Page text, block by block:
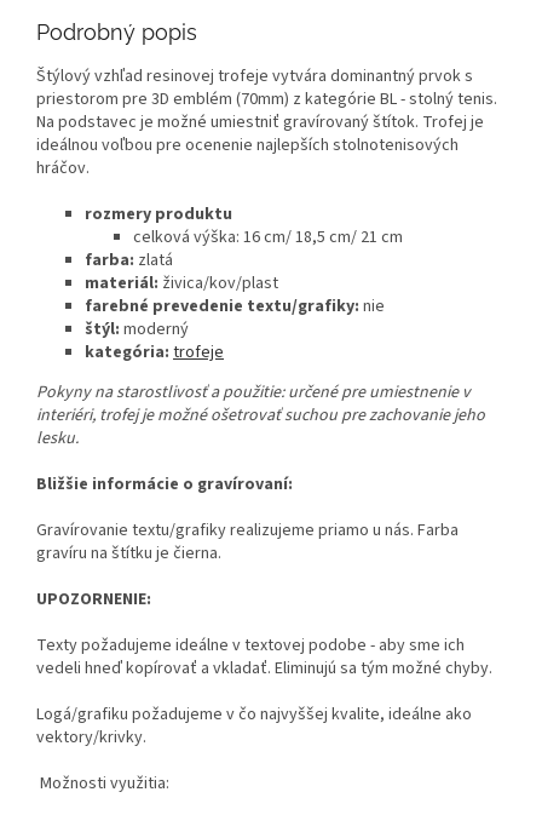
Podrobný popis
Štýlový vzhľad resinovej trofeje vytvára dominantný prvok s
priestorom pre 3D emblém (70mm) z kategórie BL - stolný tenis.
Na podstavec je možné umiestniť gravírovaný štítok. Trofej je
ideálnou voľbou pre ocenenie najlepších stolnotenisových
hráčov.
rozmery produktu
celková výška: 16 cm/ 18,5 cm/ 21 cm
farba: zlatá
materiál: živica/kov/plast
farebné prevedenie textu/grafiky: nie
štýl: moderný
kategória: trofeje
Pokyny na starostlivosť a použitie: určené pre umiestnenie v
interiéri, trofej je možné ošetrovať suchou pre zachovanie jeho
lesku.
Bližšie informácie o gravírovaní:
Gravírovanie textu/grafiky realizujeme priamo u nás. Farba
gravíru na štítku je čierna.
UPOZORNENIE:
Texty požadujeme ideálne v textovej podobe - aby sme ich
vedeli hneď kopírovať a vkladať. Eliminujú sa tým možné chyby.
Logá/grafiku požadujeme v čo najvyššej kvalite, ideálne ako
vektory/krivky.
Možnosti využitia: